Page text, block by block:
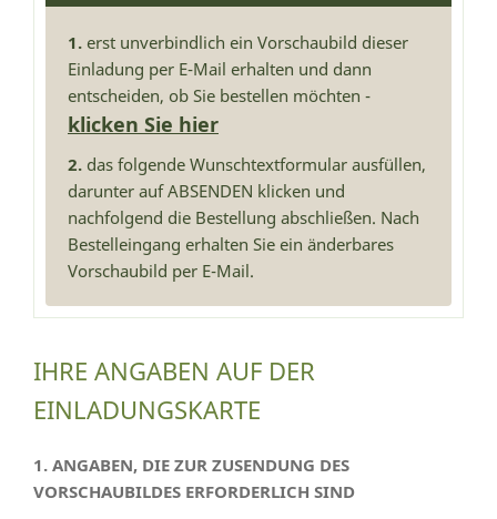
1. erst unverbindlich ein Vorschaubild dieser
Einladung per E-Mail erhalten und dann
entscheiden, ob Sie bestellen möchten -
klicken Sie hier
2. das folgende Wunschtextformular ausfüllen,
darunter auf ABSENDEN klicken und
nachfolgend die Bestellung abschließen. Nach
Bestelleingang erhalten Sie ein änderbares
Vorschaubild per E-Mail.
IHRE ANGABEN AUF DER
EINLADUNGSKARTE
1. ANGABEN, DIE ZUR ZUSENDUNG DES
VORSCHAUBILDES ERFORDERLICH SIND